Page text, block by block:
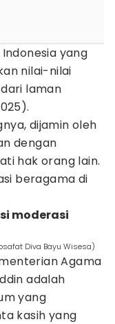
yang
nilai-nilai
laman
dijamin oleh
dengan
hak orang lain.
beragama di
moderasi
Diva Bayu Wisesa)
Agama
adalah
yang
kasih yang